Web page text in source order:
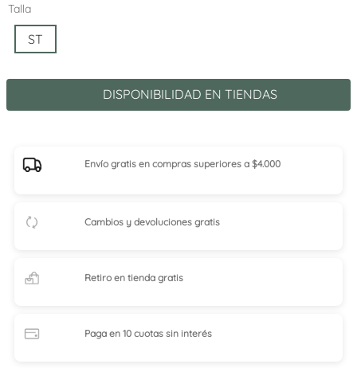
Talla
ST
DISPONIBILIDAD EN TIENDAS
Envío gratis en compras superiores a $4.000
Cambios y devoluciones gratis
Retiro en tiendagratis
Paga en 10 cuotassin interés